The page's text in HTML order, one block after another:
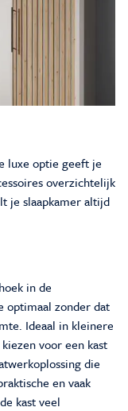
luxe optie geeft je
overzichtelijk
je slaapkamer altijd
in de
optimaal zonder dat
Ideaal in kleinere
voor een kast
die
en vaak
kast veel